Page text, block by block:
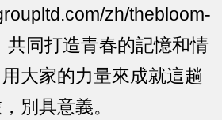
zh/thebloom-
共同打造青春的記憶和情
大家的力量來成就這趟
別具意義。